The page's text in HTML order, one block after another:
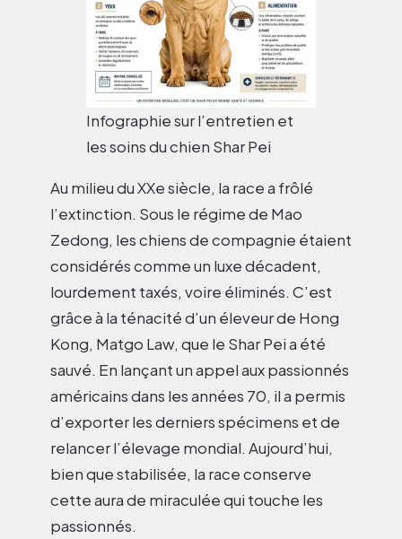
Infographie sur l’entretien et
les soins du chien Shar Pei
Au milieu du XXe siècle, la race a frôlé
l’extinction. Sous le régime de Mao
Zedong, les chiens de compagnie étaient
considérés comme un luxe décadent,
lourdement taxés, voire éliminés. C’est
grâce à la ténacité d’un éleveur de Hong
Kong, Matgo Law, que le Shar Pei a été
sauvé. En lançant un appel aux passionnés
américains dans les années 70, il a permis
d’exporter les derniers spécimens et de
relancer l’élevage mondial. Aujourd’hui,
bien que stabilisée, la race conserve
cette aura de miraculée qui touche les
passionnés.